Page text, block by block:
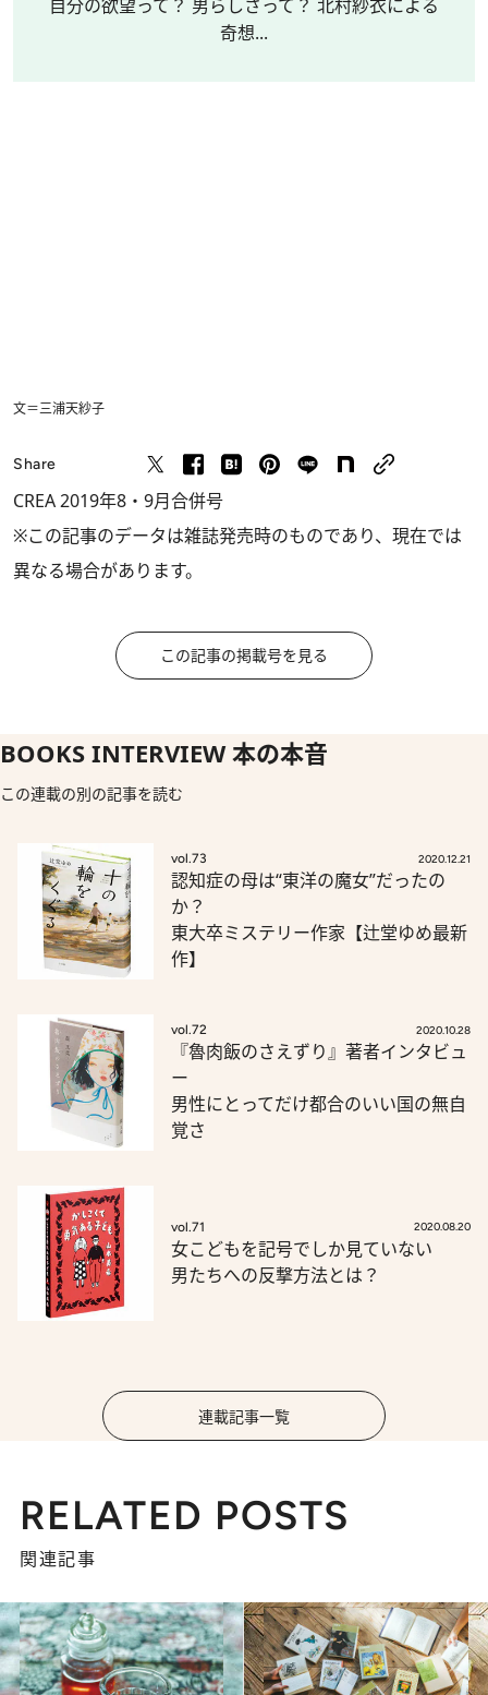
自分の欲望って？ 男らしさって？ 北村紗衣による
奇想...
文＝三浦天紗子
Share
CREA 2019年8・9月合併号
※この記事のデータは雑誌発売時のものであり、現在では
異なる場合があります。
この記事の掲載号を見る
BOOKS INTERVIEW 本の本音
この連載の別の記事を読む
vol.73 2020.12.21
認知症の母は“東洋の魔女”だったの
か？
東大卒ミステリー作家【辻堂ゆめ最新
作】
vol.72 2020.10.28
『魯肉飯のさえずり』著者インタビュ
ー
男性にとってだけ都合のいい国の無自
覚さ
vol.71 2020.08.20
女こどもを記号でしか見ていない
男たちへの反撃方法とは？
連載記事一覧
RELATED POSTS
関連記事